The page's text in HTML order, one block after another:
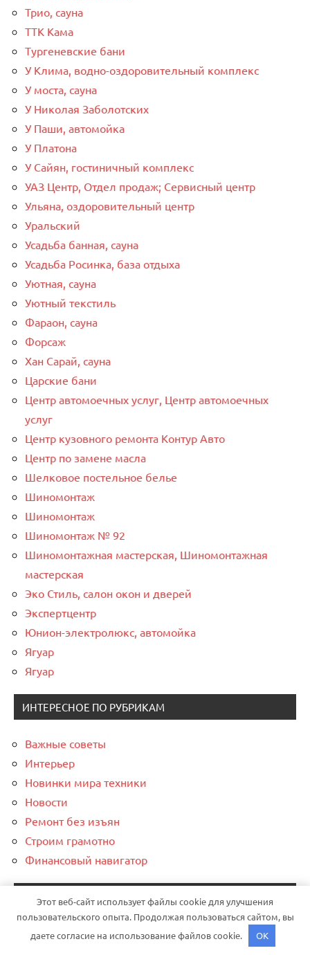
Трио, сауна
ТТК Кама
Тургеневские бани
У Клима, водно-оздоровительный комплекс
У моста, сауна
У Николая Заболотских
У Паши, автомойка
У Платона
У Сайян, гостиничный комплекс
УАЗ Центр, Отдел продаж; Сервисный центр
Ульяна, оздоровительный центр
Уральский
Усадьба банная, сауна
Усадьба Росинка, база отдыха
Уютная, сауна
Уютный текстиль
Фараон, сауна
Форсаж
Хан Сарай, сауна
Царские бани
Центр автомоечных услуг, Центр автомоечных
услуг
Центр кузовного ремонта Контур Авто
Центр по замене масла
Шелковое постельное белье
Шиномонтаж
Шиномонтаж
Шиномонтаж № 92
Шиномонтажная мастерская, Шиномонтажная
мастерская
Эко Стиль, салон окон и дверей
Экспертцентр
Юнион-электролюкс, автомойка
Ягуар
Ягуар
ИНТЕРЕСНОЕ ПО РУБРИКАМ
Важные советы
Интерьер
Новинки мира техники
Новости
Ремонт без изъян
Строим грамотно
Финансовый навигатор
СПАСИБО, ЧТО ВЫБРАЛИ НАС
Этот веб-сайт использует файлы cookie для улучшения
пользовательского опыта. Продолжая пользоваться сайтом, вы
даете согласие на использование файлов cookie.
OK